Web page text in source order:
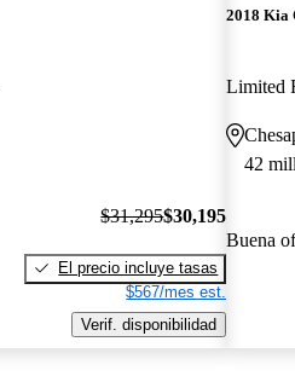
$31,295$30,195
El precio incluye tasas
$567/mes est.
Verif. disponibilidad
2018 Kia
Limited
42
Buena